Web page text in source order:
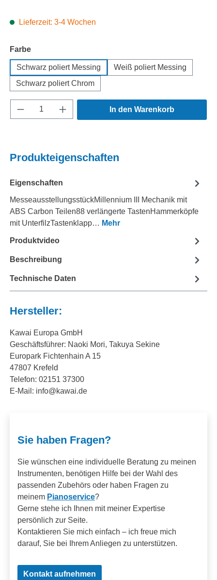
Lieferzeit: 3-4 Wochen
Farbeauswählen
Schwarz poliert Messing
Weiß poliert Messing
Schwarz poliert Chrom
Produkt Anzahl: Gib den gewünschten
In den Warenkorb
Produkteigenschaften
Eigenschaften
MesseausstellungsstückMillennium III Mechanik mit
ABS Carbon Teilen88 verlängerte TastenHammerköpfe
mit UnterfilzTastenklapp… Mehr
Produktvideo
Beschreibung
Technische Daten
Hersteller:
Kawai Europa GmbH
Geschäftsführer: Naoki Mori, Takuya Sekine
Europark Fichtenhain A 15
47807 Krefeld
Telefon: 02151 37300
E-Mail: info@kawai.de
Sie haben Fragen?
Sie wünschen eine individuelle Beratung zu meinen
Instrumenten, benötigen Hilfe bei der Wahl des
passenden Zubehörs oder haben Fragen zu
meinem Pianoservice?
Gerne stehe ich Ihnen mit meiner Expertise
persönlich zur Seite.
Kontaktieren Sie mich einfach – ich freue mich
darauf, Sie bei Ihrem Anliegen zu unterstützen.
Kontakt aufnehmen